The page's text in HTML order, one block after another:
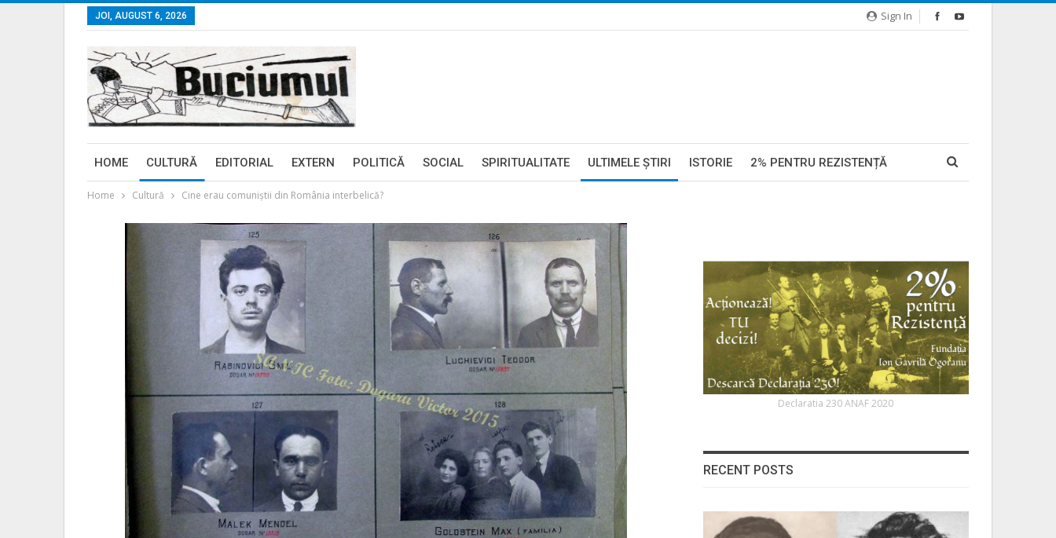
Sign In
JOI, AUGUST 6, 2026
HOME CULTURĂ EDITORIAL EXTERN POLITICĂ SOCIAL SPIRITUALITATE ULTIMELE ŞTIRI ISTORIE 2% PENTRU REZISTENȚĂ
Home Cultură Cine erau comuniștii din România interbelică?
Declaratia 230 ANAF 2020
RECENT POSTS